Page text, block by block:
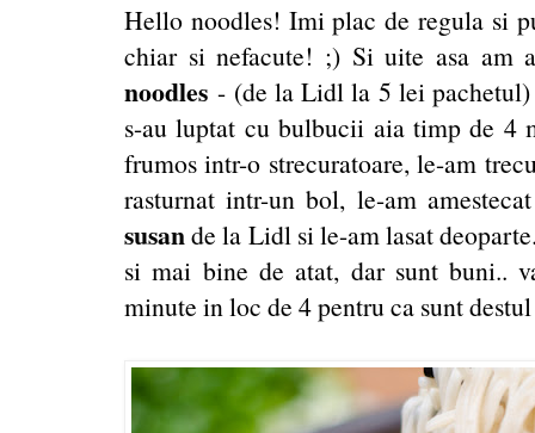
Hello noodles! Imi plac de regula si
chiar si nefacute! ;) Si uite asa am
noodles - (de la Lidl la 5 lei
s-au luptat cu bulbucii aia timp de 4
frumos intr-o strecuratoare, le-am
rasturnat intr-un bol, le-am
susande la Lidl si le-am lasat
si mai bine de atat, dar sunt buni..
minute in loc de 4 pentru ca sunt